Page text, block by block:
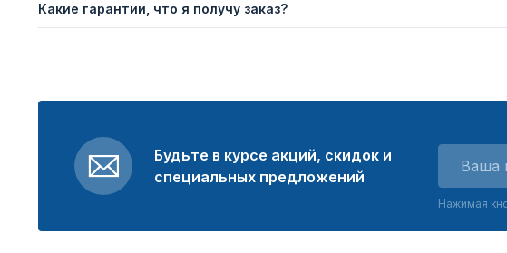
Какие гарантии, что я получу заказ?
Будьте в курсе акций, скидок и
специальных предложений
Нажимая